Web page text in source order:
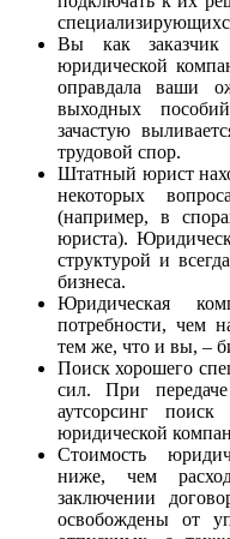
Вы как заказчик
юридической
оправдала ваши
выходных
зачастую
трудовой спор.
Штатный юрист
некоторых
(например, в
юриста).
структурой и
бизнеса.
Юридическая
потребности, чем
тем же, что и вы, –
Поиск хорошего
сил. При
аутсорсинг
юридической
Стоимость
ниже, чем
заключении
освобождены от